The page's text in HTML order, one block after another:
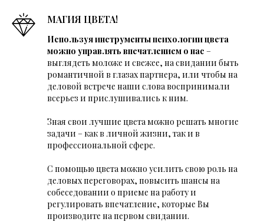
МАГИЯ ЦВЕТА!
Используя инструменты психологии цвета
можно управлять впечатлением о нас –
выглядеть моложе и свежее, на свидании быть
романтичной в глазах партнера, или чтобы на
деловой встрече наши слова воспринимали
всерьез и прислушивались к ним.
Зная свои лучшие цвета можно решать многие
задачи – как в личной жизни, так и в
профессиональной сфере.
С помощью цвета можно усилить свою роль на
деловых переговорах, повысить шансы на
собеседовании о приеме на работу и
регулировать впечатление, которые Вы
производите на первом свидании.